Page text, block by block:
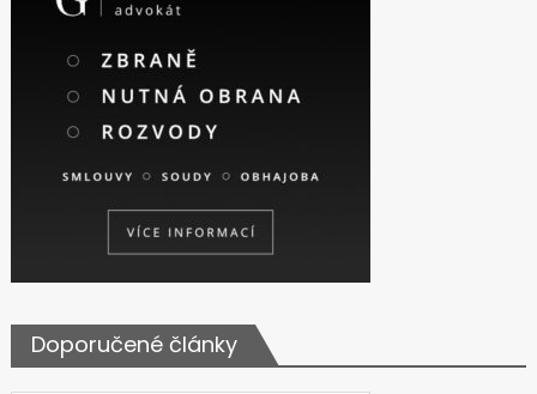
Doporučené články